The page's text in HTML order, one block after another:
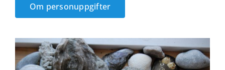
Om personuppgifter